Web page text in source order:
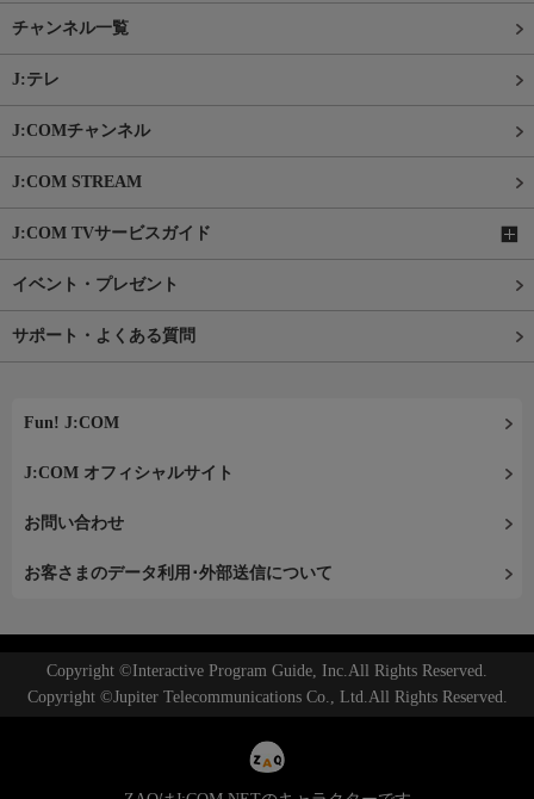
チャンネル一覧
J:テレ
J:COMチャンネル
J:COM STREAM
J:COM TVサービスガイド
イベント・プレゼント
サポート・よくある質問
Fun! J:COM
J:COM オフィシャルサイト
お問い合わせ
お客さまのデータ利用･外部送信について
Copyright ©Interactive Program Guide, Inc.All Rights Reserved.
Copyright ©Jupiter Telecommunications Co., Ltd.All Rights Reserved.